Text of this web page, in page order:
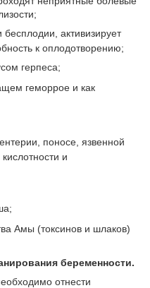
активизирует
к оплодотворению;
герпеса;
геморрое и как
поносе, язвенной
и
Амы (токсинов и шлаков)
беременности.
отнести